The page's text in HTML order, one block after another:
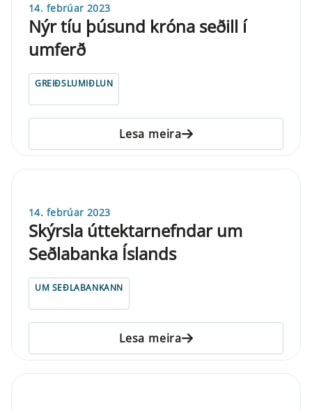
14. febrúar 2023
Nýr tíu þúsund króna seðill í
umferð
GREIÐSLUMIÐLUN
Lesa meira
14. febrúar 2023
Skýrsla úttektarnefndar um
Seðlabanka Íslands
UM SEÐLABANKANN
Lesa meira